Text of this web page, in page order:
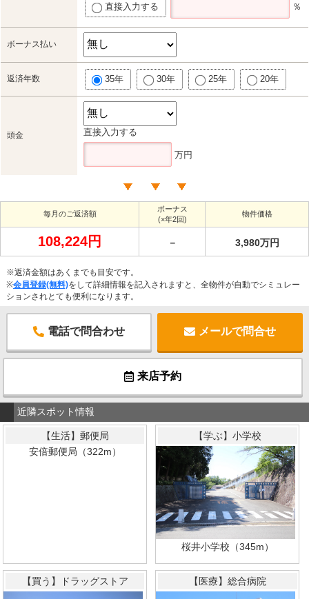
直接入力する ％
ボーナス払い
返済年数 35年 30年 25年 20年
頭金 直接入力する
万円
毎月のご返済額
ボーナス
(×年2回)
物件価格
108,224円 － 3,980万円
※返済金額はあくまでも目安です。
※会員登録(無料)をして詳細情報を記入されますと、全物件が自動でシミュレー
ションされとても便利になります。
電話で問合わせ メールで問合せ
来店予約
近隣スポット情報
【生活】郵便局
安倍郵便局（322m）
【学ぶ】小学校
桜井小学校（345m）
【買う】ドラッグストア 【医療】総合病院